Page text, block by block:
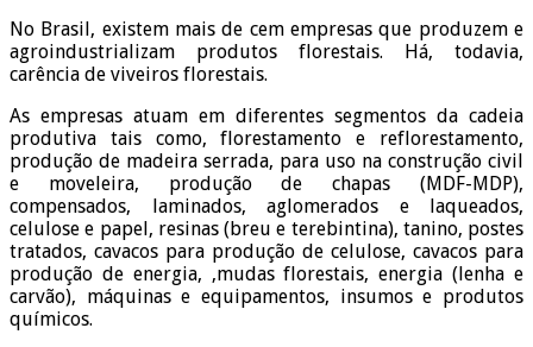
No Brasil, existem mais de cem empresas que produzem e
agroindustrializam produtos florestais. Há, todavia,
carência de viveiros florestais.
As empresas atuam em diferentes segmentos da cadeia
produtiva tais como, florestamento e reflorestamento,
produção de madeira serrada, para uso na construção civil
e moveleira, produção de chapas (MDF-MDP),
compensados, laminados, aglomerados e laqueados,
celulose e papel, resinas (breu e terebintina), tanino, postes
tratados, cavacos para produção de celulose, cavacos para
produção de energia, ,mudas florestais, energia (lenha e
carvão), máquinas e equipamentos, insumos e produtos
químicos.